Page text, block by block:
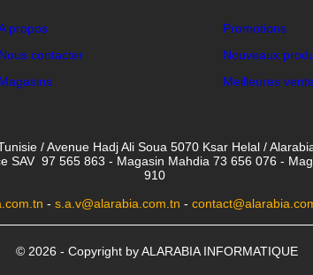
propos
Nous contacter
Magasins
Promotions
Nouveaux
Meilleures
/ Avenue Hadj Ali Soua 5070 Ksar Helal /
SAV 97 565 863 - Magasin Mahdia 73 656 076 -
910
- s.a.v@alarabia.com.tn -
© 2026 - Copyright by ALARABIA INFORMATIQUE